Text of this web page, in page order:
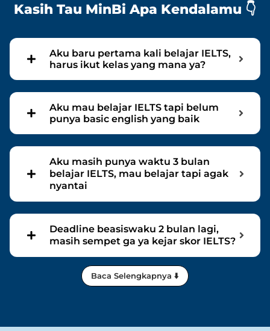
Kasih Tau MinBi Apa Kendalamu 👇
Aku baru pertama kali belajar IELTS,
harus ikut kelas yang mana ya?
Aku mau belajar IELTS tapi belum
punya basic english yang baik
Aku masih punya waktu 3 bulan
belajar IELTS, mau belajar tapi agak
nyantai
Deadline beasiswaku 2 bulan lagi,
masih sempet ga ya kejar skor IELTS?
Baca Selengkapnya ⬇️